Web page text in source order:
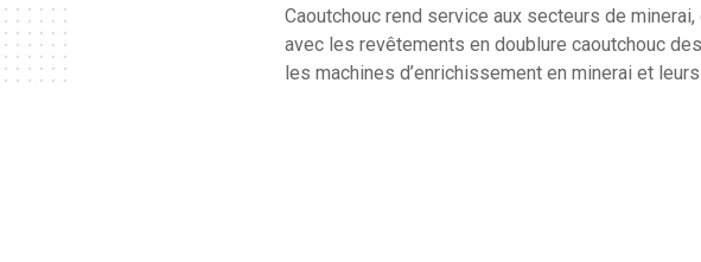
Caoutchouc rend service aux secteurs de
avec les revêtements en doublure caoutchouc
les machines d’enrichissement en minerai et